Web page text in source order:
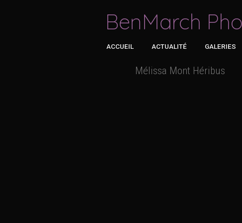
BenMarch
ACCUEIL ACTUALITÉ GALERIES
Mélissa Mont Héribus